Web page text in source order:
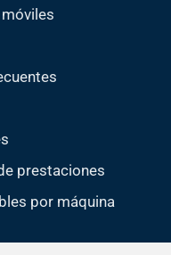
prestaciones
por máquina